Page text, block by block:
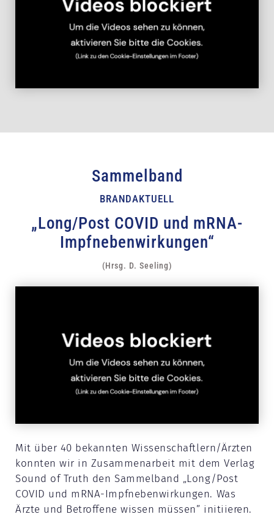
Sammelband
BRANDAKTUELL
„Long/Post COVID und mRNA-
Impfnebenwirkungen“
(Hrsg. D. Seeling)
Mit über 40 bekannten Wissenschaftlern/Ärzten
konnten wir in Zusammenarbeit mit dem Verlag
Sound of Truth den Sammelband „Long/Post
COVID und mRNA-Impfnebenwirkungen. Was
Ärzte und Betroffene wissen müssen” initiieren.